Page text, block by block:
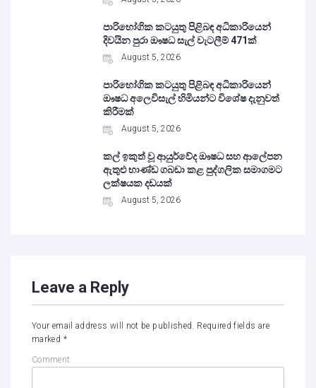
පාරිභෝගික කටයුතු පිළිබඳ අධිකාරියෙන්
දිවයින පුරා ඖෂධ සැල් වැටලීම් 471ක්
August 5, 2026
පාරිභෝගික කටයුතු පිළිබඳ අධිකාරියෙන්
ඖෂධ අලෙවිසැල් හිමියන්ට විශේෂ දැනුවත්
කිරීමක්
August 5, 2026
කල් ඉකුත් වූ ආයුර්වේද ඖෂධ සහ ආලේපන
ඇතුළු භාණ්ඩ ගබඩා කළ පුද්ගලික සමාගමට
ලක්ෂයක දඩයක්
August 5, 2026
Leave a Reply
Your email address will not be published. Required fields are
marked *
Comment